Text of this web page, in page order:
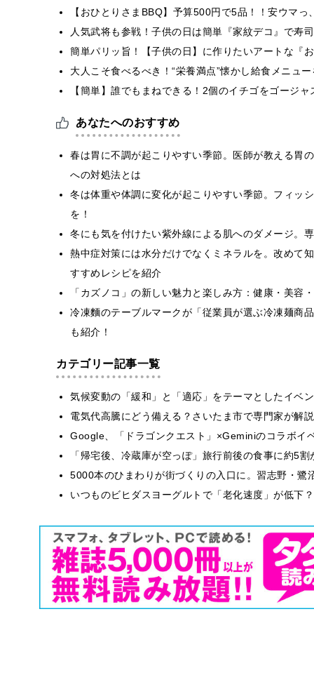
【おひとりさまBBQ】予算500円で5品！！安ウマっ
人気武将も参戦！子供の日は簡単『家紋デコ』で寿
簡単パリッ旨！【子供の日】に作りたいアートな『
大人こそ食べるべき！“栄養満点”懐かし給食メニュ
【簡単】誰でもまねできる！2個のイチゴをゴージャ
あなたへのおすすめ
春は胃に不調が起こりやすい季節。医師が教える胃
への対処法とは
冬は体重や体調に変化が起こりやすい季節。フィッ
を！
冬にも気を付けたい紫外線による肌へのダメージ。
熱中症対策には水分だけでなくミネラルを。改めて
すすめレシピを紹介
「カズノコ」の新しい魅力と楽しみ方：健康・美容
冷凍麵のテーブルマークが「従業員が選ぶ冷凍麺商
も紹介！
カテゴリー記事一覧
気候変動の「緩和」と「適応」をテーマとしたイベ
電気代高騰にどう備える？さいたま市で専門家が解
Google、「ドラゴンクエスト」×Geminiのコラボイ
「帰宅後、冷蔵庫が空っぽ」旅行前後の食事に約5
5000本のひまわりが街づくりの入口に。習志野・
いつものビヒダスヨーグルトで「老化速度」が低